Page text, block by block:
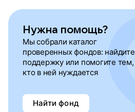
Нужна помощь?
Мы собрали каталог
проверенных фондов: найдите
поддержку или помогите тем,
кто в ней нуждается
Найти фонд